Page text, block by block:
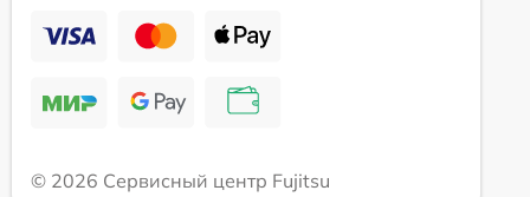
© 2026 Сервисный центр Fujitsu